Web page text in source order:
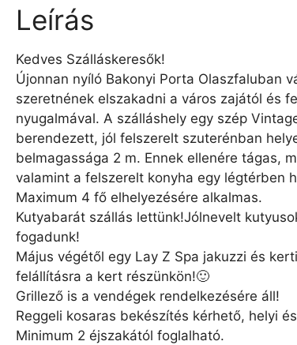
Leírás
Kedves Szálláskeresők!
Újonnan nyíló Bakonyi Porta Olaszfaluban
szeretnének elszakadni a város zajától és
nyugalmával. A szálláshely egy szép
berendezett, jól felszerelt szuterénban
belmagassága 2 m. Ennek ellenére tágas,
valamint a felszerelt konyha egy légtérben
Maximum 4 fő elhelyezésére alkalmas.
Kutyabarát szállás lettünk!Jólnevelt
fogadunk!
Május végétől egy Lay Z Spa jakuzzi és
felállításra a kert részünkön!🙂
Grillező is a vendégek rendelkezésére áll!
Reggeli kosaras bekészítés kérhető, helyi
Minimum 2 éjszakától foglalható.